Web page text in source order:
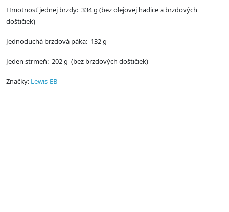
Hmotnosť jednej brzdy: 334 g (bez olejovej hadice a brzdových
doštičiek)
Jednoduchá brzdová páka: 132 g
Jeden strmeň: 202 g (bez brzdových doštičiek)
Značky: Lewis-EB